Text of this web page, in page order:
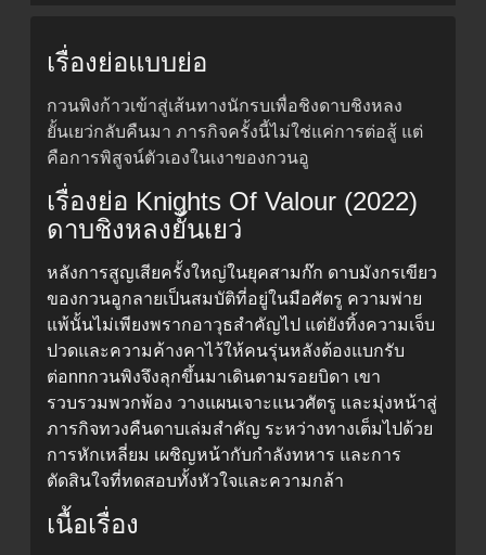
เรื่องย่อแบบย่อ
กวนพิงก้าวเข้าสู่เส้นทางนักรบเพื่อชิงดาบชิงหลง
ยั้นเยว่กลับคืนมา ภารกิจครั้งนี้ไม่ใช่แค่การต่อสู้ แต่
คือการพิสูจน์ตัวเองในเงาของกวนอู
เรื่องย่อ Knights Of Valour (2022)
ดาบชิงหลงยั้นเยว่
หลังการสูญเสียครั้งใหญ่ในยุคสามก๊ก ดาบมังกรเขียว
ของกวนอูกลายเป็นสมบัติที่อยู่ในมือศัตรู ความพ่าย
แพ้นั้นไม่เพียงพรากอาวุธสำคัญไป แต่ยังทิ้งความเจ็บ
ปวดและความค้างคาไว้ให้คนรุ่นหลังต้องแบกรับ
ต่อnnกวนพิงจึงลุกขึ้นมาเดินตามรอยบิดา เขา
รวบรวมพวกพ้อง วางแผนเจาะแนวศัตรู และมุ่งหน้าสู่
ภารกิจทวงคืนดาบเล่มสำคัญ ระหว่างทางเต็มไปด้วย
การหักเหลี่ยม เผชิญหน้ากับกำลังทหาร และการ
ตัดสินใจที่ทดสอบทั้งหัวใจและความกล้า
เนื้อเรื่อง